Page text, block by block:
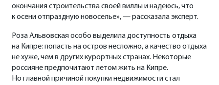
окончания строительства своей виллы и надеюсь, что
к осени отпраздную новоселье», — рассказала эксперт.
Роза Альвовская особо выделила доступность отдыха
на Кипре: попасть на остров несложно, а качество отдыха
не хуже, чем в других курортных странах. Некоторые
россияне предпочитают летом жить на Кипре.
Но главной причиной покупки недвижимости стал